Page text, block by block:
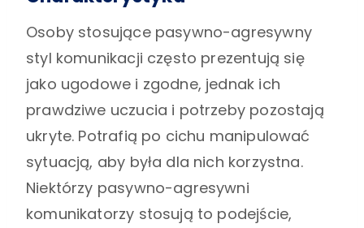
Osoby stosujące pasywno-agresywny
styl komunikacji często prezentują się
jako ugodowe i zgodne, jednak ich
prawdziwe uczucia i potrzeby pozostają
ukryte. Potrafią po cichu manipulować
sytuacją, aby była dla nich korzystna.
Niektórzy pasywno-agresywni
komunikatorzy stosują to podejście,